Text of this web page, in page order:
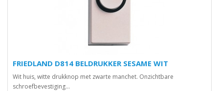
FRIEDLAND D814 BELDRUKKER SESAME WIT
Wit huis, witte drukknop met zwarte manchet. Onzichtbare
schroefbevestiging...